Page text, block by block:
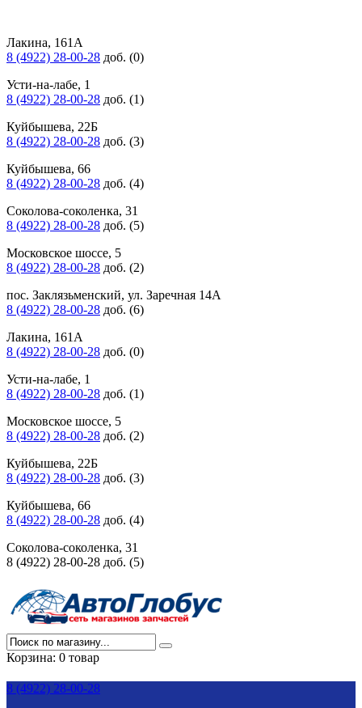
Лакина, 161А
8 (4922) 28-00-28 доб. (0)
Усти-на-лабе, 1
8 (4922) 28-00-28 доб. (1)
Куйбышева, 22Б
8 (4922) 28-00-28 доб. (3)
Куйбышева, 66
8 (4922) 28-00-28 доб. (4)
Соколова-соколенка, 31
8 (4922) 28-00-28 доб. (5)
Московское шоссе, 5
8 (4922) 28-00-28 доб. (2)
пос. Заклязьменский, ул. Заречная 14А
8 (4922) 28-00-28 доб. (6)
Лакина, 161А
8 (4922) 28-00-28 доб. (0)
Усти-на-лабе, 1
8 (4922) 28-00-28 доб. (1)
Московское шоссе, 5
8 (4922) 28-00-28 доб. (2)
Куйбышева, 22Б
8 (4922) 28-00-28 доб. (3)
Куйбышева, 66
8 (4922) 28-00-28 доб. (4)
Соколова-соколенка, 31
8 (4922) 28-00-28 доб. (5)
Корзина: 0 товар
8 (4922) 28-00-28